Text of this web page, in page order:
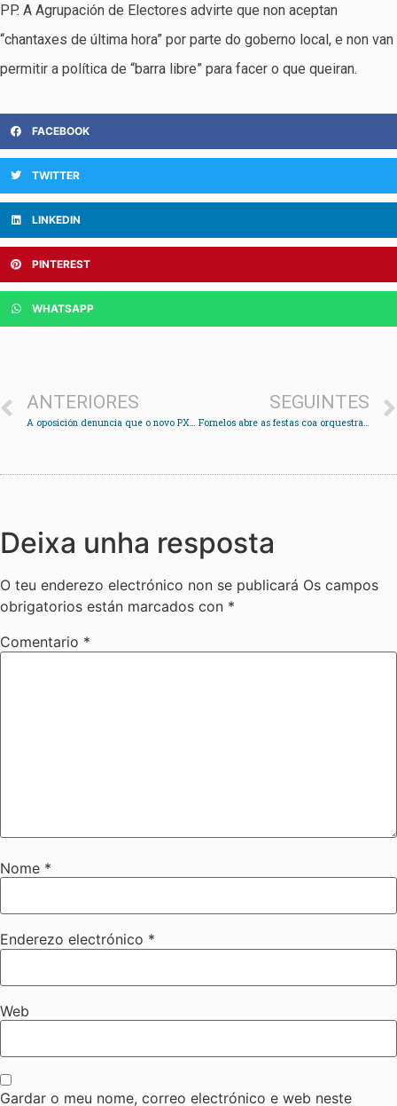
PP. A Agrupación de Electores advirte que non aceptan
“chantaxes de última hora” por parte do goberno local, e non van
permitir a política de “barra libre” para facer o que queiran.
FACEBOOK
TWITTER
LINKEDIN
PINTEREST
WHATSAPP
ANTERIORES
A oposición denuncia que o novo PXOM de Soutomaior deixa aos veciños “na estacada”
SEGUINTES
Fornelos abre as festas coa orquestra Panorama
Deixa unha resposta
O teu enderezo electrónico non se publicará Os campos
obrigatorios están marcados con *
Comentario *
Nome *
Enderezo electrónico *
Web
Gardar o meu nome, correo electrónico e web neste